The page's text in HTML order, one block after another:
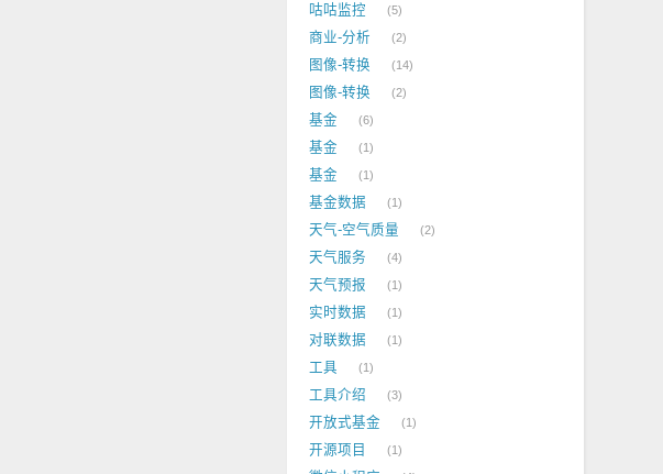
咕咕监控 5
商业-分析 2
图像-转换 14
图像-转换 2
基金 6
基金 1
基金 1
基金数据 1
天气-空气质量 2
天气服务 4
天气预报 1
实时数据 1
对联数据 1
工具 1
工具介绍 3
开放式基金 1
开源项目 1